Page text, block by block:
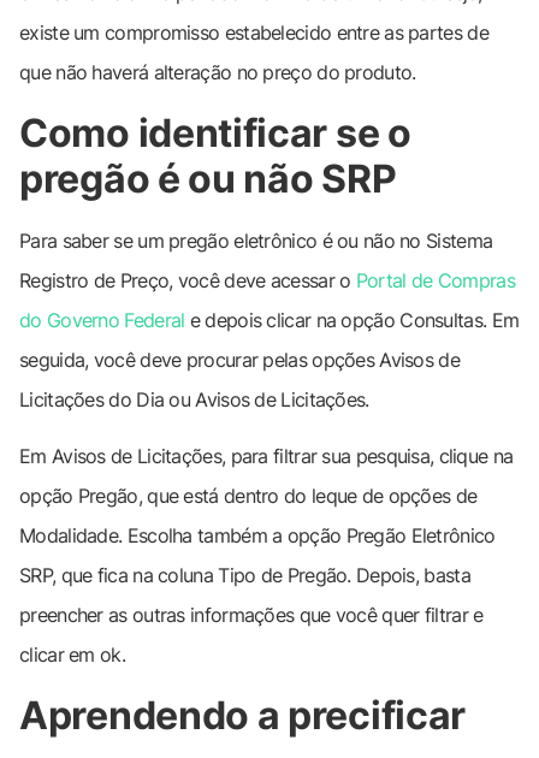
existe um compromisso estabelecido entre as partes de
que não haverá alteração no preço do produto.
Como identificar se o
pregão é ou não SRP
Para saber se um pregão eletrônico é ou não no Sistema
Registro de Preço, você deve acessar o Portal de Compras
do Governo Federal e depois clicar na opção Consultas. Em
seguida, você deve procurar pelas opções Avisos de
Licitações do Dia ou Avisos de Licitações.
Em Avisos de Licitações, para filtrar sua pesquisa, clique na
opção Pregão, que está dentro do leque de opções de
Modalidade. Escolha também a opção Pregão Eletrônico
SRP, que fica na coluna Tipo de Pregão. Depois, basta
preencher as outras informações que você quer filtrar e
clicar em ok.
Aprendendo a precificar